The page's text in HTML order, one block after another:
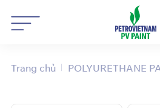
qua
dung
Trang chủ POLYURETHANE